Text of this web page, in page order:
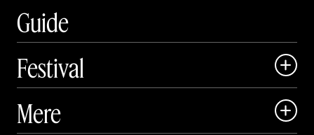
Guide
Festival

 Art Matter Festival
Mere 